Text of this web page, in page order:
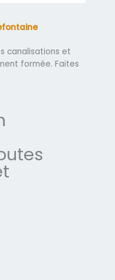
canalisations et
formée. Faites